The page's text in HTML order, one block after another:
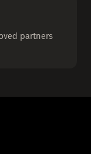
partners